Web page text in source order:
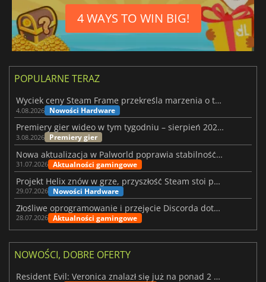
4 WAYS TO WIN BIG!
POPULARNE TERAZ
Wyciek ceny Steam Frame przekreśla marzenia o tanim zestawie VR
4.08.2026 Nowości Hardware
Premiery gier wideo w tym tygodniu – sierpień 2026 r. (32. tydzień)
3.08.2026 Premiery gier
Nowa aktualizacja w Palworld poprawia stabilność Sunreach i walk z bossami
31.07.2026 Aktualności gamingowe
Projekt Helix znów w grze, przyszłość Steam stoi pod znakiem zapytania
29.07.2026 Nowości Hardware
Złośliwe oprogramowanie i przejęcie Discorda dotknęły Meccha Chameleon
28.07.2026 Aktualności gamingowe
NOWOŚCI, DOBRE OFERTY
Resident Evil: Veronica znalazł się już na ponad 2 milionach list życzeń